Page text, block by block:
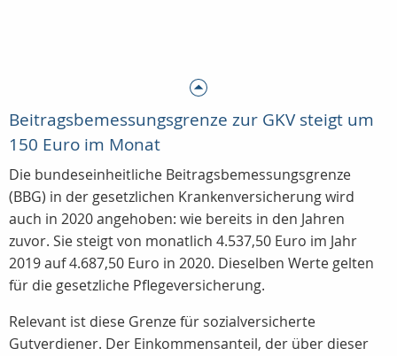
Beitragsbemessungsgrenze zur GKV steigt um
150 Euro im Monat
Die bundeseinheitliche Beitragsbemessungsgrenze
(BBG) in der gesetzlichen Krankenversicherung wird
auch in 2020 angehoben: wie bereits in den Jahren
zuvor. Sie steigt von monatlich 4.537,50 Euro im Jahr
2019 auf 4.687,50 Euro in 2020. Dieselben Werte gelten
für die gesetzliche Pflegeversicherung.
Relevant ist diese Grenze für sozialversicherte
Gutverdiener. Der Einkommensanteil, der über dieser